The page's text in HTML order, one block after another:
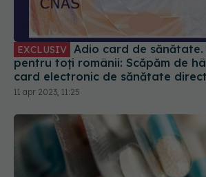
EXCLUSIV
pentru toți românii: Scăpăm de
card electronic de sănătate
11 apr 2023, 11:25